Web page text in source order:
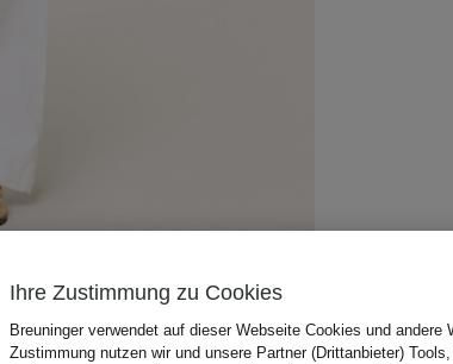
Ihre Zustimmung zu Cookies
Breuninger verwendet auf dieser Webseite Cookies und andere
Zustimmung nutzen wir und unsere Partner (Drittanbieter)